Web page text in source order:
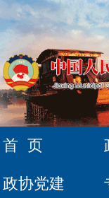
首 页
政协党建